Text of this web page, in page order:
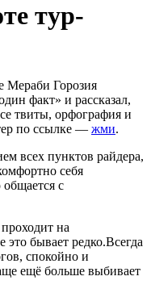
тур-
Мераби Горозия
факт» и рассказал,
твиты, орфография и
по ссылке — жми.
всех пунктов райдера,
себя
с
на
бывает редко.Всегда
спокойно и
ещё больше выбивает